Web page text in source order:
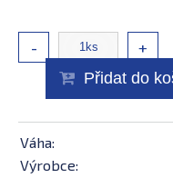
- +
Přidat do
Váha:
Výrobce: